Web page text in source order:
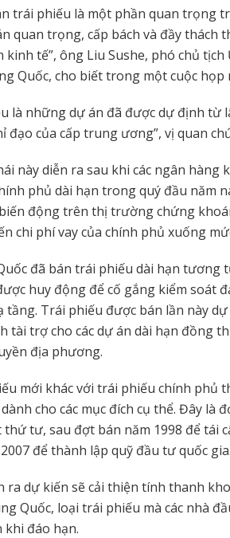
trái phiếu là một phần quan trọng
quan trọng, cấp bách và đầy thách
kinh tế”, ông Liu Sushe, phó chủ
Quốc, cho biết trong một cuộc họp
là những dự án đã được dự định từ
đạo của cấp trung ương”, vị quan
này diễn ra sau khi các ngân hàng
phủ dài hạn trong quý đầu năm
động trên thị trường chứng
chi phí vay của chính phủ xuống
đã bán trái phiếu dài hạn tương
huy động để cố gắng kiểm soát
tầng. Trái phiếu được bán lần này
tài trợ cho các dự án dài hạn đồng
địa phương.
mới khác với trái phiếu chính phủ
cho các mục đích cụ thể. Đây
thứ tư, sau đợt bán năm 1998 để tái
để thành lập quỹ đầu tư quốc
ra dự kiến sẽ cải thiện tính thanh
Quốc, loại trái phiếu mà các nhà
khi đáo hạn.